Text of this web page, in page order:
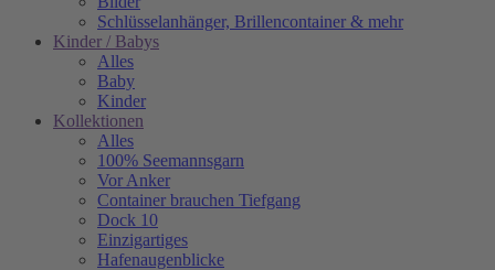
Schlüsselanhänger, Brillencontainer & mehr
Kinder / Babys
Alles
Baby
Kinder
Kollektionen
Alles
100% Seemannsgarn
Vor Anker
Container brauchen Tiefgang
Dock 10
Einzigartiges
Hafenaugen­blicke